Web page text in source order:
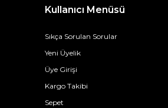
Kullanıcı Menüsü
Sıkça Sorulan Sorular
Yeni Üyelik
Üye Girişi
Kargo Takibi
Sepet